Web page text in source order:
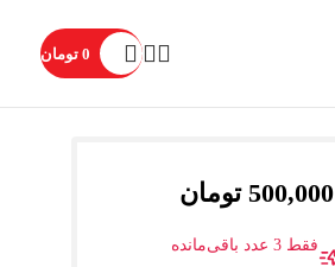
0 تومان
500,000 تومان
فقط3 عدد باقی‌مانده